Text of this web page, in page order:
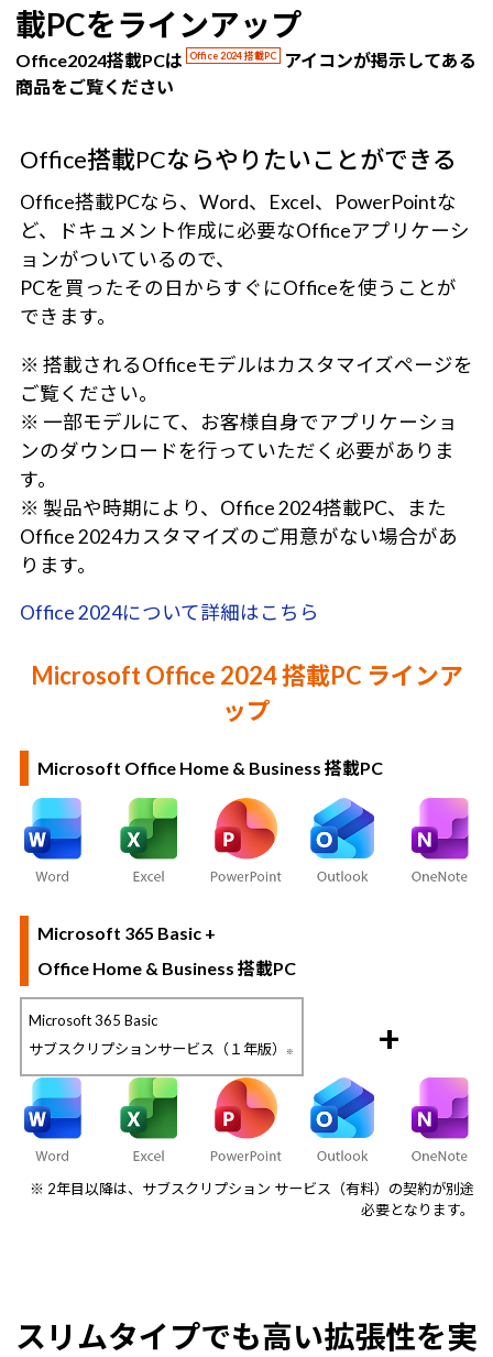
載PCをラインアップ
Office2024搭載PCは Office 2024 搭載PC
アイコンが掲示してある
商品をご覧ください
Office搭載PCならやりたいことができる
Office搭載PCなら、Word、Excel、PowerPointな
ど、ドキュメント作成に必要なOfficeアプリケーシ
ョンがついているので、
PCを買ったその日からすぐにOfficeを使うことが
できます。
※ 搭載されるOfficeモデルはカスタマイズページを
ご覧ください。
※ 一部モデルにて、お客様自身でアプリケーショ
ンのダウンロードを行っていただく必要がありま
す。
※ 製品や時期により、Office 2024搭載PC、また
Office 2024カスタマイズのご用意がない場合があ
ります。
Office 2024について詳細はこちら
Microsoft Office 2024 搭載PC ラインア
ップ
Microsoft Office Home & Business 搭載PC
Microsoft 365 Basic +
Office Home & Business 搭載PC
Microsoft 365 Basic
サブスクリプションサービス（１年版）
※ +
※ 2年目以降は、サブスクリプション サービス（有料）の契約が別途
必要となります。
スリムタイプでも高い拡張性を実